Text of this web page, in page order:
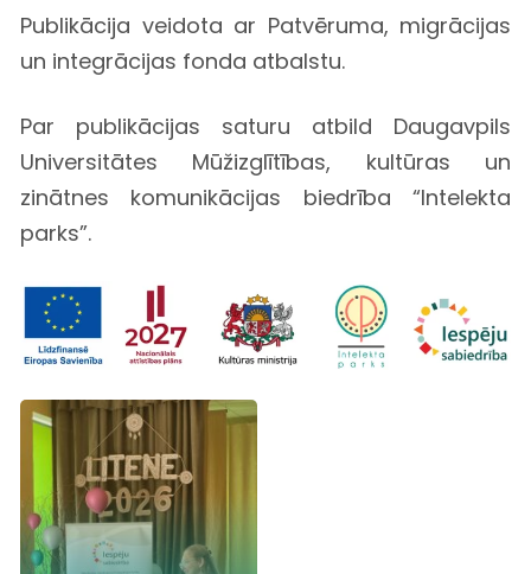
Publikācija veidota ar Patvēruma, migrācijas
un integrācijas fonda atbalstu.
Par publikācijas saturu atbild Daugavpils
Universitātes Mūžizglītības, kultūras un
zinātnes komunikācijas biedrība “Intelekta
parks”.